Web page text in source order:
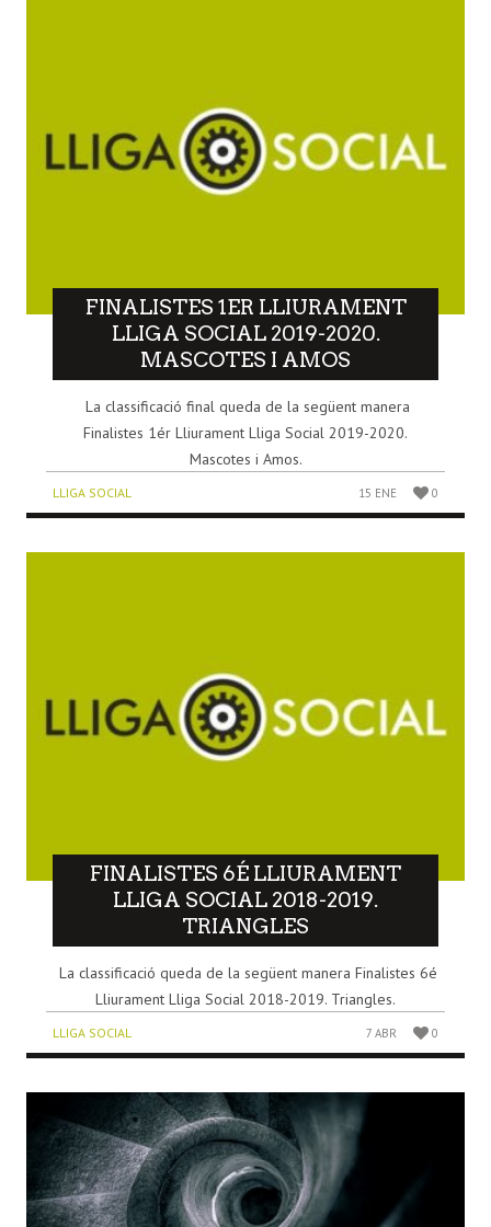
FINALISTES 1ER LLIURAMENT
LLIGA SOCIAL 2019-2020.
MASCOTES I AMOS
La classificació final queda de la següent manera
Finalistes 1ér Lliurament Lliga Social 2019-2020.
Mascotes i Amos.
LLIGA SOCIAL 15 ENE 0
FINALISTES 6É LLIURAMENT
LLIGA SOCIAL 2018-2019.
TRIANGLES
La classificació queda de la següent manera Finalistes 6é
Lliurament Lliga Social 2018-2019. Triangles.
LLIGA SOCIAL 7 ABR 0